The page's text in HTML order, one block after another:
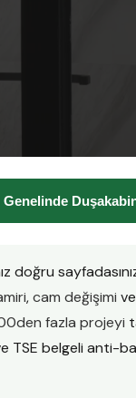
doğru
,cam değişimi ve
fazla projeyi
belgeli anti-